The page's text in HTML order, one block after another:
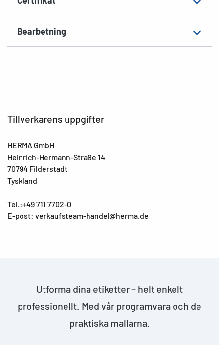
Bearbetning
Tillverkarens uppgifter
HERMA GmbH
Heinrich-Hermann-Straße 14
70794 Filderstadt
Tyskland
Tel.:+49 711 7702-0
E-post: verkaufsteam-handel@herma.de
Utforma dina etiketter – helt enkelt
professionellt. Med vår programvara och de
praktiska mallarna.